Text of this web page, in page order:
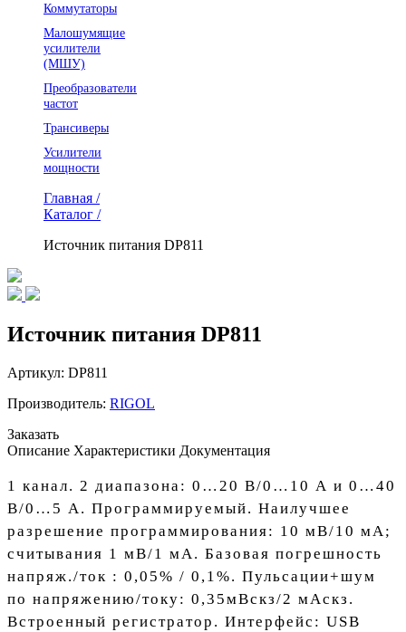
Коммутаторы
Малошумящие
усилители
(МШУ)
Преобразователи
частот
Трансиверы
Усилители
мощности
Главная /
Каталог /
Источник питания DP811
Источник питания DP811
Артикул: DP811
Производитель: RIGOL
Заказать
Описание Характеристики Документация
1 канал. 2 диапазона: 0…20 В/0…10 А и 0…40
В/0…5 А. Программируемый. Наилучшее
разрешение программирования: 10 мВ/10 мА;
считывания 1 мВ/1 мА. Базовая погрешность
напряж./ток : 0,05% / 0,1%. Пульсации+шум
по напряжению/току: 0,35мВскз/2 мАскз.
Встроенный регистратор. Интерфейс: USB